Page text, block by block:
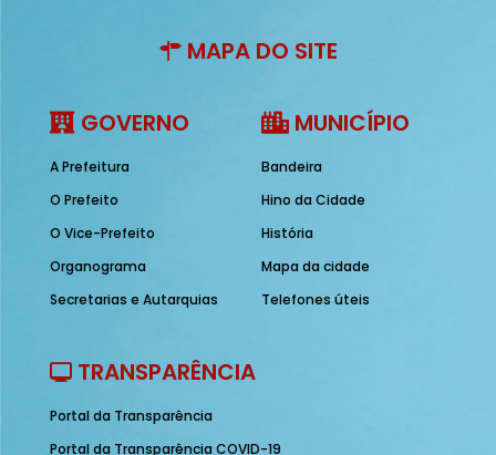
MAPA DO SITE
GOVERNO
A Prefeitura
O Prefeito
O Vice-Prefeito
Organograma
Secretarias e Autarquias
MUNICÍPIO
Bandeira
Hino da Cidade
História
Mapa da cidade
Telefones úteis
TRANSPARÊNCIA
Portal da Transparência
Portal da Transparência COVID-19